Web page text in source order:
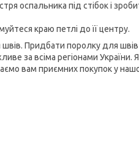
оспальника під стібок і
краю петлі до її центру.
Придбати поролку для швів
за всіма регіонами України.
вам приємних покупок у